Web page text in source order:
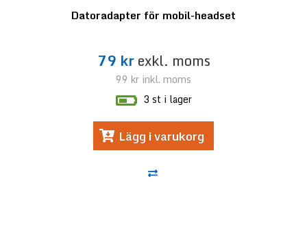
Datoradapter för mobil-headset
79 krexkl. moms
99 kr inkl. moms
3 st i lager
Lägg i varukorg